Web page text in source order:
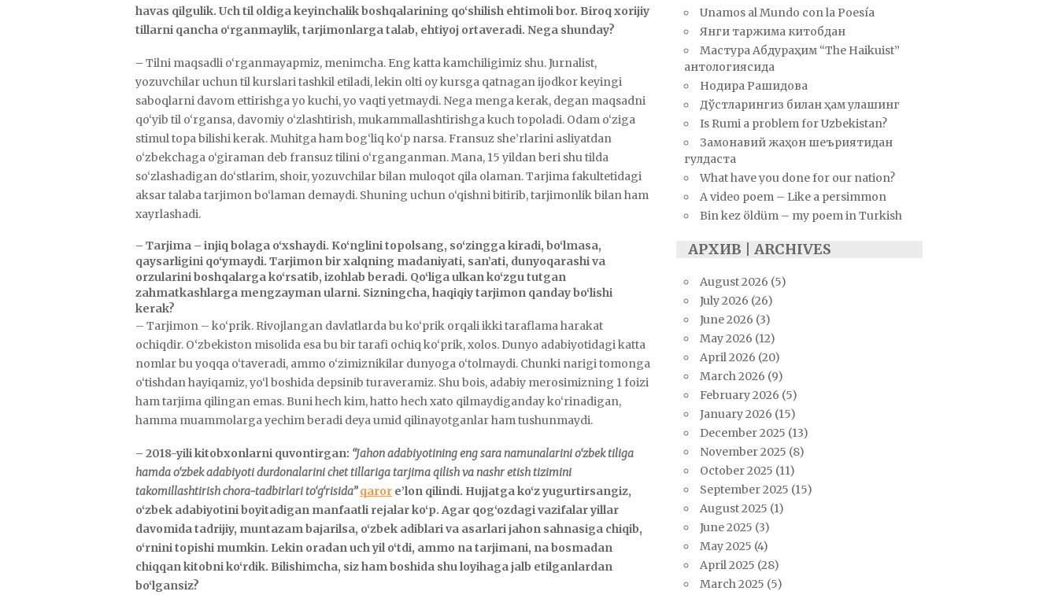
havas qilgulik. Uch til oldiga keyinchalik boshqalarining qo‘shilish ehtimoli bor. Biroq xorijiy
tillarni qancha o‘rganmaylik, tarjimonlarga talab, ehtiyoj ortaveradi. Nega shunday?
– Tilni maqsadli o‘rganmayapmiz, menimcha. Eng katta kamchiligimiz shu. Jurnalist,
yozuvchilar uchun til kurslari tashkil etiladi, lekin olti oy kursga qatnagan ijodkor keyingi
saboqlarni davom ettirishga yo kuchi, yo vaqti yetmaydi. Nega menga kerak, degan maqsadni
qo‘yib til o‘rgansa, davomiy o‘zlashtirish, mukammallashtirishga kuch topoladi. Odam o‘ziga
stimul topa bilishi kerak. Muhitga ham bog‘liq ko‘p narsa. Fransuz she’rlarini asliyatdan
o‘zbekchaga o‘giraman deb fransuz tilini o‘rganganman. Mana, 15 yildan beri shu tilda
so‘zlashadigan do‘stlarim, shoir, yozuvchilar bilan muloqot qila olaman. Tarjima fakultetidagi
aksar talaba tarjimon bo‘laman demaydi. Shuning uchun o‘qishni bitirib, tarjimonlik bilan ham
xayrlashadi.
– Tarjima – injiq bolaga o‘xshaydi. Ko‘nglini topolsang, so‘zingga kiradi, bo‘lmasa,
qaysarligini qo‘ymaydi. Tarjimon bir xalqning madaniyati, san’ati, dunyoqarashi va
orzularini boshqalarga ko‘rsatib, izohlab beradi. Qo‘liga ulkan ko‘zgu tutgan
zahmatkashlarga mengzayman ularni. Sizningcha, haqiqiy tarjimon qanday bo‘lishi
kerak?
– Tarjimon – ko‘prik. Rivojlangan davlatlarda bu ko‘prik orqali ikki taraflama harakat
ochiqdir. O‘zbekiston misolida esa bu bir tarafi ochiq ko‘prik, xolos. Dunyo adabiyotidagi katta
nomlar bu yoqqa o‘taveradi, ammo o‘zimiznikilar dunyoga o‘tolmaydi. Chunki narigi tomonga
o‘tishdan hayiqamiz, yo‘l boshida depsinib turaveramiz. Shu bois, adabiy merosimizning 1 foizi
ham tarjima qilingan emas. Buni hech kim, hatto hech xato qilmaydiganday ko‘rinadigan,
hamma muammolarga yechim beradi deya umid qilinayotganlar ham tushunmaydi.
– 2018-yili kitobxonlarni quvontirgan: “Jahon adabiyotining eng sara namunalarini o‘zbek tiliga
hamda o‘zbek adabiyoti durdonalarini chet tillariga tarjima qilish va nashr etish tizimini
takomillashtirish chora-tadbirlari to‘g‘risida” qaror e’lon qilindi. Hujjatga ko‘z yugurtirsangiz,
o‘zbek adabiyotini boyitadigan manfaatli rejalar ko‘p. Agar qog‘ozdagi vazifalar yillar
davomida tadrijiy, muntazam bajarilsa, o‘zbek adiblari va asarlari jahon sahnasiga chiqib,
o‘rnini topishi mumkin. Lekin oradan uch yil o‘tdi, ammo na tarjimani, na bosmadan
chiqqan kitobni ko‘rdik. Bilishimcha, siz ham boshida shu loyihaga jalb etilganlardan
bo‘lgansiz?
Unamos al Mundo con la Poesía
Янги таржима китобдан
Мастура Абдураҳим “The Haikuist”
антологиясида
Нодира Рашидова
Дўстларингиз билан ҳам улашинг
Is Rumi a problem for Uzbekistan?
Замонавий жаҳон шеъриятидан
гулдаста
What have you done for our nation?
A video poem – Like a persimmon
Bin kez öldüm – my poem in Turkish
АРХИВ | ARCHIVES
August 2026 (5)
July 2026 (26)
June 2026 (3)
May 2026 (12)
April 2026 (20)
March 2026 (9)
February 2026 (5)
January 2026 (15)
December 2025 (13)
November 2025 (8)
October 2025 (11)
September 2025 (15)
August 2025 (1)
June 2025 (3)
May 2025 (4)
April 2025 (28)
March 2025 (5)